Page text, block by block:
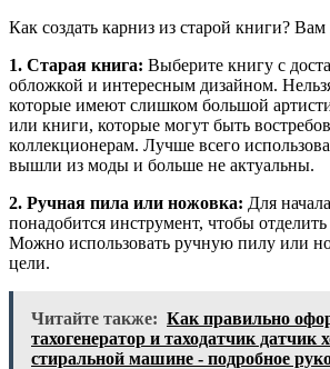
Как создать карниз из старой книги?
1. Старая книга: Выберите книгу с
обложкой и интересным дизайном.
которые имеют слишком большой
или книги, которые могут быть
коллекционерам. Лучше всего
вышли из моды и больше не актуальны.
2. Ручная пила или ножовка: Для
понадобится инструмент, чтобы
Можно использовать ручную пилу или
цели.
Читайте также: Как правильно
тахогенератор и таходатчик датчик
стиральной машине - подробное